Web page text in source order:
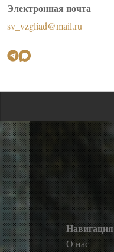
Электронная почта
sv_vzgliad@mail.ru
Навигация
О нас